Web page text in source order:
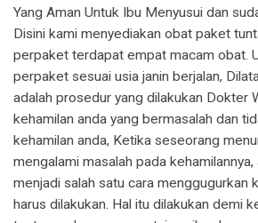
Yang Aman Untuk Ibu Menyusui dan
Disini kami menyediakan obat paket
perpaket terdapat empat macam obat.
perpaket sesuai usia janin berjalan,
adalah prosedur yang dilakukan Dokter
kehamilan anda yang bermasalah dan
kehamilan anda, Ketika seseorang
mengalami masalah pada
menjadi salah satu cara menggugurkan
harus dilakukan. Hal itu dilakukan demi